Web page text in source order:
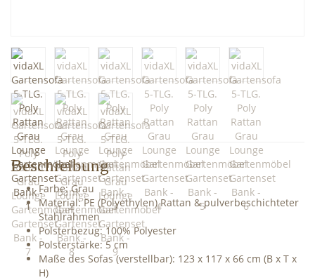
Beschreibung
Farbe: Grau
Material: PE (Polyethylen) Rattan & pulverbeschichteter
Stahlrahmen
Polsterbezug: 100% Polyester
Polsterstärke: 5 cm
Maße des Sofas (verstellbar): 123 x 117 x 66 cm (B x T x
H)